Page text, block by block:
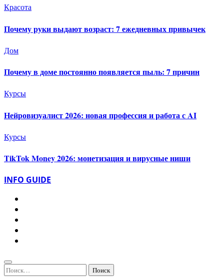
Красота
Почему руки выдают возраст: 7 ежедневных привычек
Дом
Почему в доме постоянно появляется пыль: 7 причин
Курсы
Нейровизуалист 2026: новая профессия и работа с AI
Курсы
TikTok Money 2026: монетизация и вирусные ниши
INFO GUIDE
Найти: